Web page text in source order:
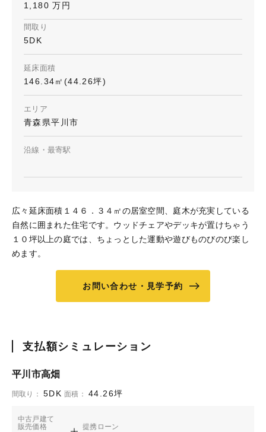
1,180 万円
間取り
5DK
延床面積
146.34㎡(44.26坪)
エリア
青森県平川市
沿線・最寄駅
広々延床面積１４６．３４㎡の居室空間、庭木が充実している
自然に囲まれた住宅です。ウッドチェアやデッキが置けちゃう
１０坪以上の庭では、ちょっとした運動や遊びものびのび楽し
めます。
お問い合わせ・見学予約
支払額シミュレーション
平川市高畑
間取り： 5DK 面積： 44.26坪
中古戸建て
販売価格
提携ローン